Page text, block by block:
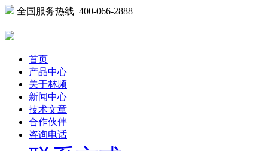
全国服务热线 400-066-2888
首页
产品中心
关于林频
新闻中心
技术文章
合作伙伴
咨询电话